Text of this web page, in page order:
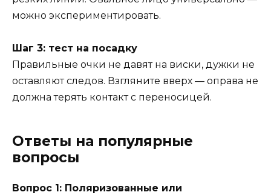
можно экспериментировать.
Шаг 3: тест на посадку
Правильные очки не давят на виски, дужки не
оставляют следов. Взгляните вверх — оправа не
должна терять контакт с переносицей.
Ответы на популярные
вопросы
Вопрос 1: Поляризованные или